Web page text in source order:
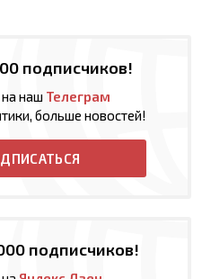
подписчиков!
наш Телеграм
больше новостей!
подписчиков!